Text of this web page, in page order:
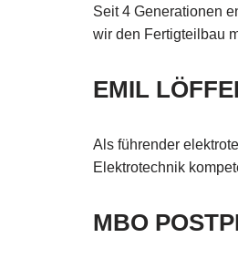
Seit 4 Generationen
wir den Fertigteilbau
EMIL
Als führender
Elektrotechnik
MBO